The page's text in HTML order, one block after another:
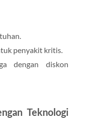
penyakit kritis.
dengan diskon
Teknologi